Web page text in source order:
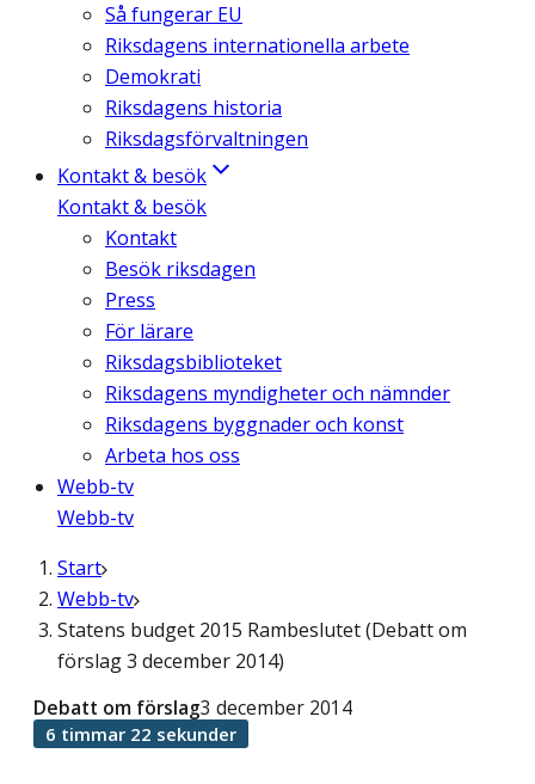
Så fungerar EU
Riksdagens internationella arbete
Demokrati
Riksdagens historia
Riksdagsförvaltningen
Kontakt & besök
Kontakt & besök
Kontakt
Besök riksdagen
Press
För lärare
Riksdagsbiblioteket
Riksdagens myndigheter och nämnder
Riksdagens byggnader och konst
Arbeta hos oss
Webb-tv
Webb-tv
Start
Webb-tv
Statens budget 2015 Rambeslutet (Debatt om
förslag 3 december 2014)
Debatt om förslag3 december 2014
6 timmar 22 sekunder